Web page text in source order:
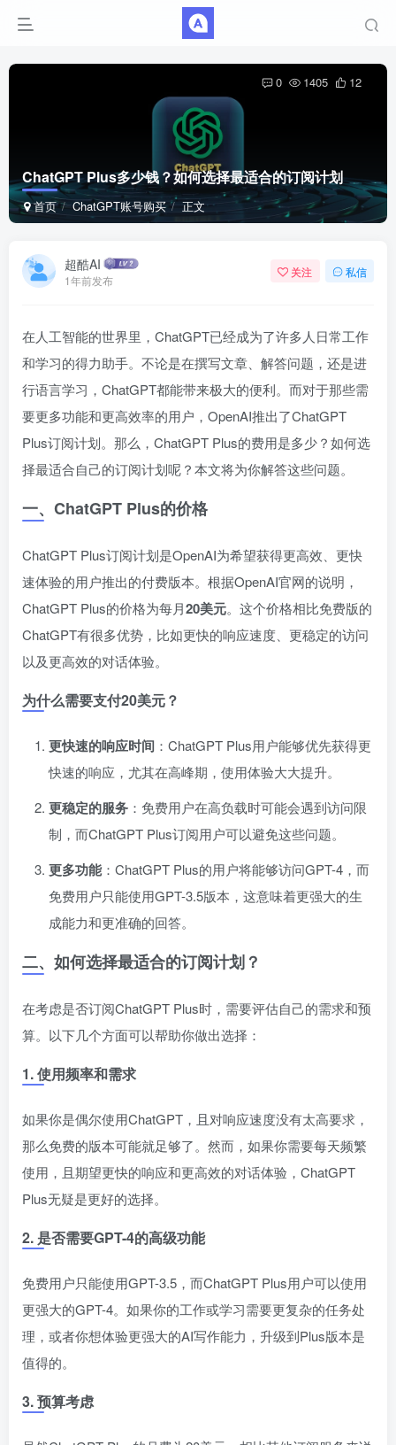
ChatGPT Plus多少钱？如何选择最适合的订阅计划
首页 ChatGPT账号购买 正文
0 1405 12
超酷AI
1年前发布
关注 私信
在人工智能的世界里，ChatGPT已经成为了许多人日常工作
和学习的得力助手。不论是在撰写文章、解答问题，还是进
行语言学习，ChatGPT都能带来极大的便利。而对于那些需
要更多功能和更高效率的用户，OpenAI推出了ChatGPT
Plus订阅计划。那么，ChatGPT Plus的费用是多少？如何选
择最适合自己的订阅计划呢？本文将为你解答这些问题。
一、ChatGPT Plus的价格
ChatGPT Plus订阅计划是OpenAI为希望获得更高效、更快
速体验的用户推出的付费版本。根据OpenAI官网的说明，
ChatGPT Plus的价格为每月20美元。这个价格相比免费版的
ChatGPT有很多优势，比如更快的响应速度、更稳定的访问
以及更高效的对话体验。
为什么需要支付20美元？
更快速的响应时间 ：ChatGPT Plus用户能够优先获得更
快速的响应，尤其在高峰期，使用体验大大提升。
更稳定的服务 ：免费用户在高负载时可能会遇到访问限
制，而ChatGPT Plus订阅用户可以避免这些问题。
更多功能：ChatGPT Plus的用户将能够访问GPT-4，而
免费用户只能使用GPT-3.5版本，这意味着更强大的生
成能力和更准确的回答。
二、如何选择最适合的订阅计划？
在考虑是否订阅ChatGPT Plus时，需要评估自己的需求和预
算。以下几个方面可以帮助你做出选择：
1.使用频率和需求
如果你是偶尔使用ChatGPT，且对响应速度没有太高要求，
那么免费的版本可能就足够了。然而，如果你需要每天频繁
使用，且期望更快的响应和更高效的对话体验，ChatGPT
Plus无疑是更好的选择。
2.是否需要GPT-4的高级功能
免费用户只能使用GPT-3.5，而ChatGPT Plus用户可以使用
更强大的GPT-4。如果你的工作或学习需要更复杂的任务处
理，或者你想体验更强大的AI写作能力，升级到Plus版本是
值得的。
3.预算考虑